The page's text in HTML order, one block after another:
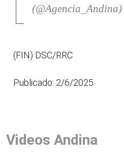
(@Agencia_Andina)
(FIN) DSC/RRC
Publicado: 2/6/2025
Videos Andina